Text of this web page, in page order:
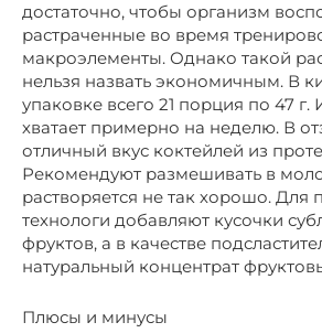
достаточно, чтобы организм
растраченные во время
макроэлементы. Однако такой
нельзя назвать экономичным. В
упаковке всего 21 порция по 47 г.
хватает примерно на неделю. В
отличный вкус коктейлей из
Рекомендуют размешивать в
растворяется не так хорошо. Для
технологи добавляют кусочки
фруктов, а в качестве
натуральный концентрат
Плюсы и минусы